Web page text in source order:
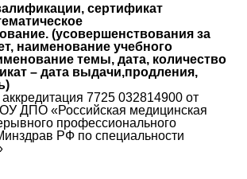
сертификат
(усовершенствования за
наименование учебного
темы, дата, количество
– дата выдачи,продления,
7725 032814900 от
ДПО «Российская медицинская
профессионального
РФ по специальности